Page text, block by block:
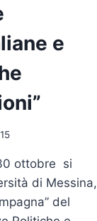
e
ottobre si
di Messina,
del